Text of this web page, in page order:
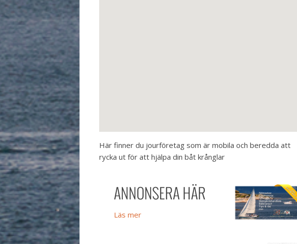
Här finner du jourföretag som är mobila och beredda att
rycka ut för att hjälpa din båt krånglar
ANNONSERA HÄR
Läs mer